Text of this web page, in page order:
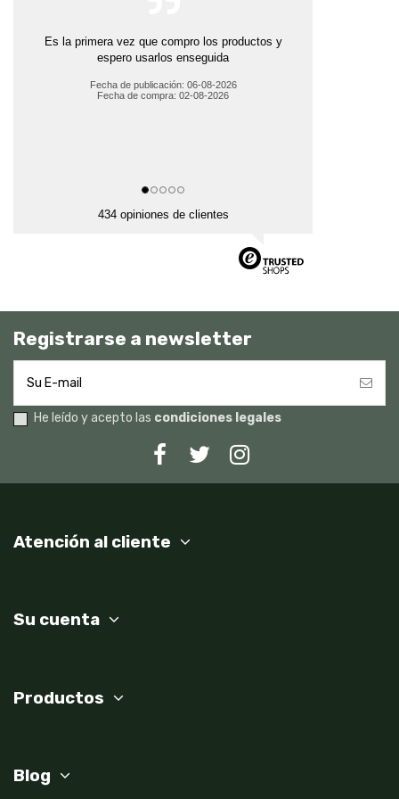
Es la primera vez que compro los productos y
espero usarlos enseguida
Fecha de publicación: 06-08-2026
Fecha de compra: 02-08-2026
434 opiniones de clientes
Registrarse a newsletter
He leído y acepto las condiciones legales
Atención al cliente
Su cuenta
Productos
Blog